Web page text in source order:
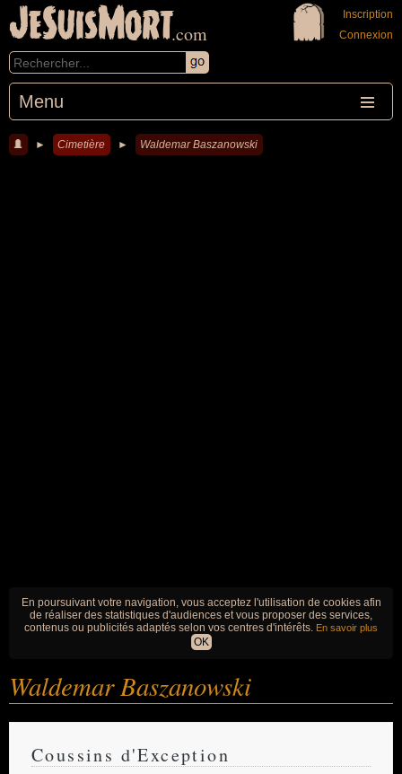
JeSuisMort.com
Menu
Inscription
Connexion
► Cimetière ► Waldemar Baszanowski
En poursuivant votre navigation, vous acceptez l'utilisation de cookies afin
de réaliser des statistiques d'audiences et vous proposer des services,
contenus ou publicités adaptés selon vos centres d'intérêts. En savoir plus
OK
Waldemar Baszanowski
Coussins d'Exception